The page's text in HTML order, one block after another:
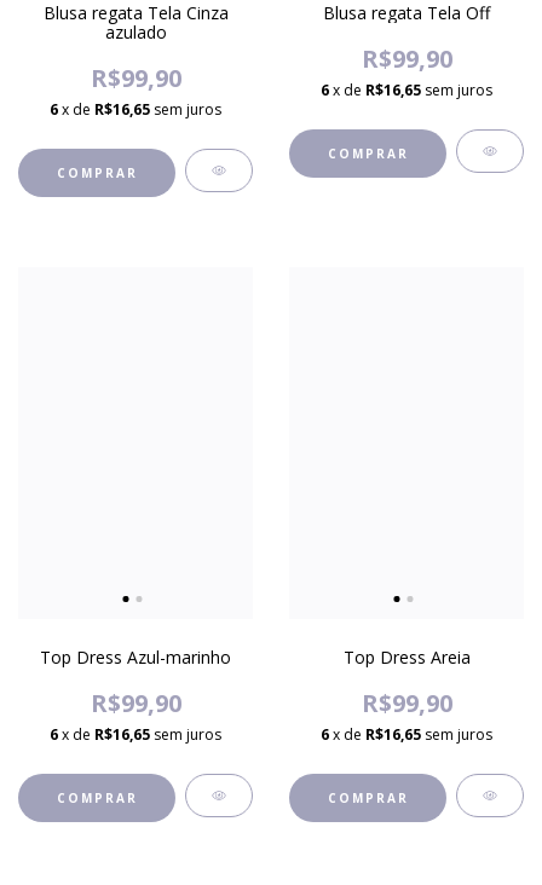
Blusa regata Tela Cinza
azulado
R$99,90
6x de R$16,65 sem juros
COMPRAR
Blusa regata Tela Off
R$99,90
6x de R$16,65 sem juros
COMPRAR
Top Dress Azul-marinho
R$99,90
6x de R$16,65 sem juros
COMPRAR
Top Dress Areia
R$99,90
6x de R$16,65 sem juros
COMPRAR